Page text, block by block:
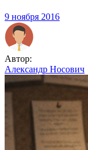
9 ноября 2016
Автор:
Александр Носович